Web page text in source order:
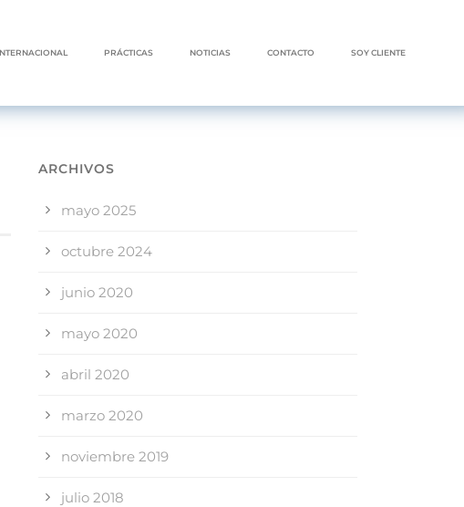
PRÁCTICAS NOTICIAS CONTACTO SOY CLIENTE
ARCHIVOS
mayo 2025
octubre 2024
junio 2020
mayo 2020
abril 2020
marzo 2020
noviembre 2019
julio 2018